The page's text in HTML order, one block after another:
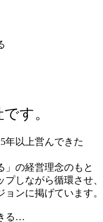
す。
年以上営んできた
」の経営理念のもと
しながら循環させ、
ンに掲げています。
る…